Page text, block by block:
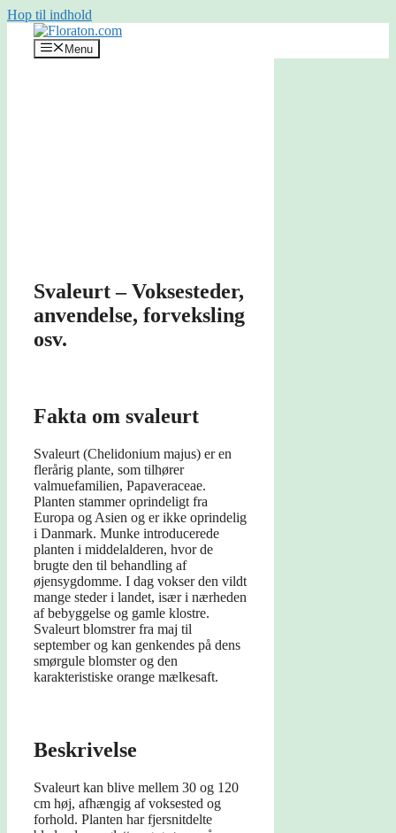
Hop til indhold
Menu
Svaleurt – Voksesteder,
anvendelse, forveksling
osv.
Fakta om svaleurt
Svaleurt (Chelidonium majus) er en
flerårig plante, som tilhører
valmuefamilien, Papaveraceae.
Planten stammer oprindeligt fra
Europa og Asien og er ikke oprindelig
i Danmark. Munke introducerede
planten i middelalderen, hvor de
brugte den til behandling af
øjensygdomme. I dag vokser den vildt
mange steder i landet, især i nærheden
af bebyggelse og gamle klostre.
Svaleurt blomstrer fra maj til
september og kan genkendes på dens
smørgule blomster og den
karakteristiske orange mælkesaft.
Beskrivelse
Svaleurt kan blive mellem 30 og 120
cm høj, afhængig af voksested og
forhold. Planten har fjersnitdelte